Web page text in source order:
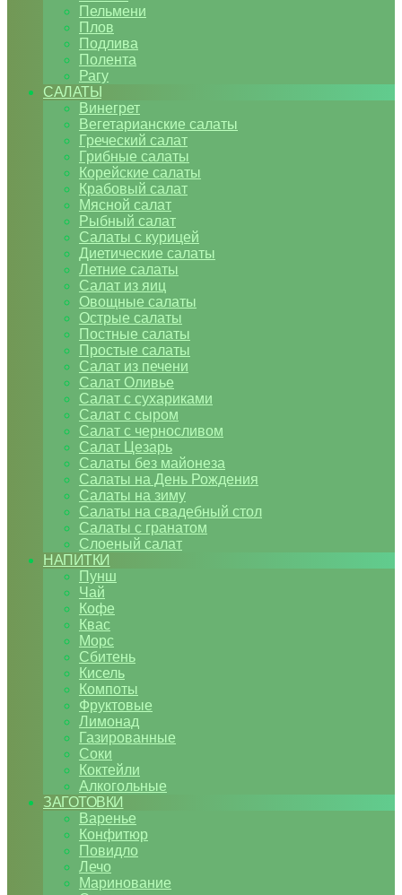
Пельмени
Плов
Подлива
Полента
Рагу
САЛАТЫ
Винегрет
Вегетарианские салаты
Греческий салат
Грибные салаты
Корейские салаты
Крабовый салат
Мясной салат
Рыбный салат
Салаты с курицей
Диетические салаты
Летние салаты
Салат из яиц
Овощные салаты
Острые салаты
Постные салаты
Простые салаты
Салат из печени
Салат Оливье
Салат с сухариками
Салат с сыром
Салат с черносливом
Салат Цезарь
Салаты без майонеза
Салаты на День Рождения
Салаты на зиму
Салаты на свадебный стол
Салаты с гранатом
Слоеный салат
НАПИТКИ
Пунш
Чай
Кофе
Квас
Морс
Сбитень
Кисель
Компоты
Фруктовые
Лимонад
Газированные
Соки
Коктейли
Алкогольные
ЗАГОТОВКИ
Варенье
Конфитюр
Повидло
Лечо
Маринование